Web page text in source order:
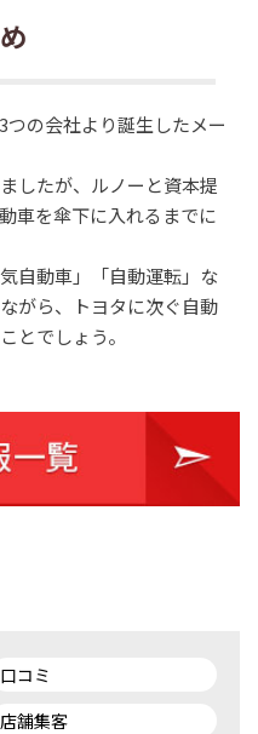
の会社より誕生したメー
したが、ルノーと資本提
車を傘下に入れるまでに
自動車」「自動運転」な
がら、トヨタに次ぐ自動
とでしょう。
口コミ
店舗集客